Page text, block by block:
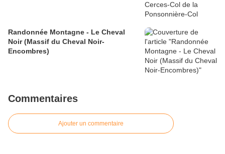
Randonnée Montagne - Le Cheval
Noir (Massif du Cheval Noir-
Encombres)
Commentaires
Ajouter un commentaire